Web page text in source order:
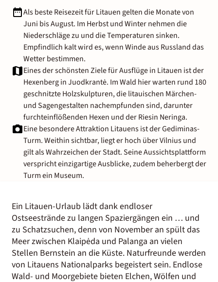
Als beste Reisezeit für Litauen gelten die Monate von
Juni bis August. Im Herbst und Winter nehmen die
Niederschläge zu und die Temperaturen sinken.
Empfindlich kalt wird es, wenn Winde aus Russland das
Wetter bestimmen.
Eines der schönsten Ziele für Ausflüge in Litauen ist der
Hexenberg in Juodkrantė. Im Wald hier warten rund 180
geschnitzte Holzskulpturen, die litauischen Märchen-
und Sagengestalten nachempfunden sind, darunter
furchteinflößenden Hexen und der Riesin Neringa.
Eine besondere Attraktion Litauens ist der Gediminas-
Turm. Weithin sichtbar, liegt er hoch über Vilnius und
gilt als Wahrzeichen der Stadt. Seine Aussichtsplattform
verspricht einzigartige Ausblicke, zudem beherbergt der
Turm ein Museum.
Ein Litauen-Urlaub lädt dank endloser
Ostseestrände zu langen Spaziergängen ein … und
zu Schatzsuchen, denn von November an spült das
Meer zwischen Klaipėda und Palanga an vielen
Stellen Bernstein an die Küste. Naturfreunde werden
von Litauens Nationalparks begeistert sein. Endlose
Wald- und Moorgebiete bieten Elchen, Wölfen und